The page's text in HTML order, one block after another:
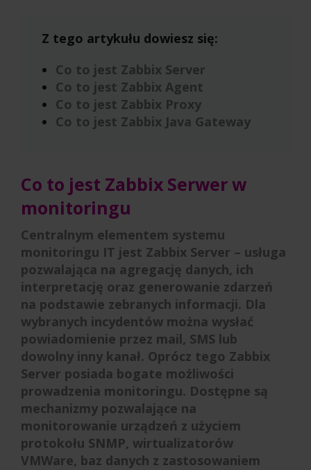
Z tego artykułu dowiesz się:
Co to jest Zabbix Server
Co to jest Zabbix Agent
Co to jest Zabbix Proxy
Co to jest Zabbix Java Gateway
Co to jest Zabbix Serwer w
monitoringu
Centralnym elementem systemu
monitoringu IT jest Zabbix Server – usługa
pozwalająca na agregację danych, ich
interpretację oraz generowanie zdarzeń
na podstawie zebranych informacji. Dla
wybranych incydentów można wysłać
powiadomienie przez mail, SMS lub
dowolny inny kanał. Oprócz tego Zabbix
Server posiada bogate możliwości
prowadzenia monitoringu. Dostępne są
mechanizmy pozwalające na
monitorowanie urządzeń z użyciem
protokołu SNMP, wirtualizatorów
VMWare, baz danych z zastosowaniem